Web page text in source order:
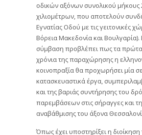
οδικών αξόνων συνολικού μήκους
χιλιομέτρων, που αποτελούν
Εγνατίας Οδού με τις γειτονικές
Βόρεια Μακεδονία και Βουλγαρία).
σύμβαση προβλέπει πως τα
χρόνια της παραχώρησης η
κοινοπραξία θα προχωρήσει μία
κατασκευαστικά έργα,
και της βαριάς συντήρησης του
παρεμβάσεων στις σήραγγες και
αναβάθμισης του άξονα
Όπως έχει υποστηρίξει η διοίκηση